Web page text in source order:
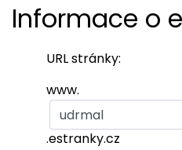
Informace o
URL stránky:
www.
.estranky.cz